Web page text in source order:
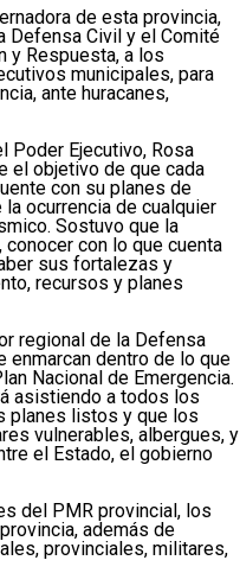
de esta provincia,
Defensa Civil y el Comité
y Respuesta, a los
municipales, para
ante huracanes,
Poder Ejecutivo, Rosa
el objetivo de que cada
con su planes de
ocurrencia de cualquier
Sostuvo que la
con lo que cuenta
sus fortalezas y
recursos y planes
regional de la Defensa
dentro de lo que
Nacional de Emergencia.
asistiendo a todos los
planes listos y que los
vulnerables, albergues, y
el Estado, el gobierno
del PMR provincial, los
además de
provinciales, militares,